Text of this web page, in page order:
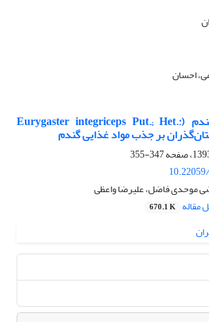
احسان
تأثیر تغذیۀ سن گندم (Eurygaster integriceps Put.; Het.:
347-355
موحدی فاضل، علیرضا واعظی
مقاله 670.1 K